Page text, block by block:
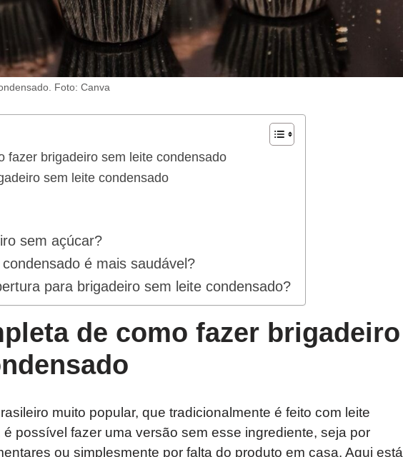
Foto: Canva
fazer brigadeiro sem leite condensado
sem leite condensado
sem açúcar?
é mais saudável?
para brigadeiro sem leite condensado?
de como fazer brigadeiro
muito popular, que tradicionalmente é feito com leite
possível fazer uma versão sem esse ingrediente, seja por
ou simplesmente por falta do produto em casa. Aqui está